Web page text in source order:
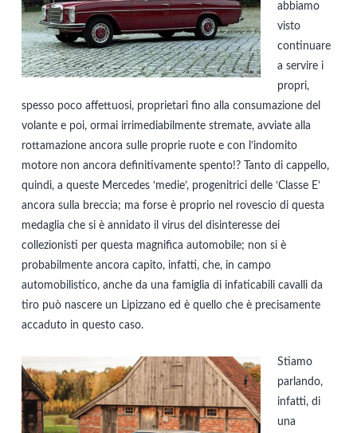
abbiamo
visto
continuare
a servire i
propri,
spesso poco affettuosi, proprietari fino alla consumazione del
volante e poi, ormai irrimediabilmente stremate, avviate alla
rottamazione ancora sulle proprie ruote e con l’indomito
motore non ancora definitivamente spento!? Tanto di cappello,
quindi, a queste Mercedes ‘medie’, progenitrici delle ‘Classe E’
ancora sulla breccia; ma forse è proprio nel rovescio di questa
medaglia che si è annidato il virus del disinteresse dei
collezionisti per questa magnifica automobile; non si è
probabilmente ancora capito, infatti, che, in campo
automobilistico, anche da una famiglia di infaticabili cavalli da
tiro può nascere un Lipizzano ed è quello che è precisamente
accaduto in questo caso.
Stiamo
parlando,
infatti, di
una